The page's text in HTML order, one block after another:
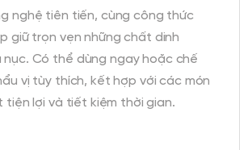
nghệ tiên tiến, cùng công thức
giữ trọn vẹn những chất dinh
Có thể dùng ngay hoặc chế
vị tùy thích, kết hợp với các món
tiện lợi và tiết kiệm thời gian.